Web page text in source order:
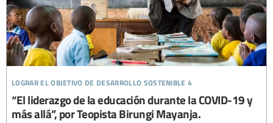
lograr el objetivo de desarrollo sostenible 4
“El liderazgo de la educación durante la COVID-19 y
más allá”, por Teopista Birungi Mayanja.